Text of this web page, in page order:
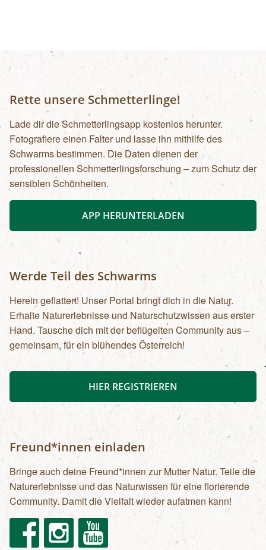
Rette unsere Schmetterlinge!
Lade dir die Schmetterlingsapp kostenlos herunter.
Fotografiere einen Falter und lasse ihn mithilfe des
Schwarms bestimmen. Die Daten dienen der
professionellen Schmetterlingsforschung – zum Schutz der
sensiblen Schönheiten.
APP HERUNTERLADEN
Werde Teil des Schwarms
Herein geflattert! Unser Portal bringt dich in die Natur.
Erhalte Naturerlebnisse und Naturschutzwissen aus erster
Hand. Tausche dich mit der beflügelten Community aus –
gemeinsam, für ein blühendes Österreich!
HIER REGISTRIEREN
Freund*innen einladen
Bringe auch deine Freund*innen zur Mutter Natur. Teile die
Naturerlebnisse und das Naturwissen für eine florierende
Community. Damit die Vielfalt wieder aufatmen kann!
FacebookInstagram Youtube